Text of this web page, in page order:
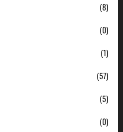
(8)
(0)
(1)
(57)
(5)
(0)